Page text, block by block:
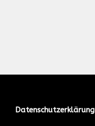
Datenschutzerklärung